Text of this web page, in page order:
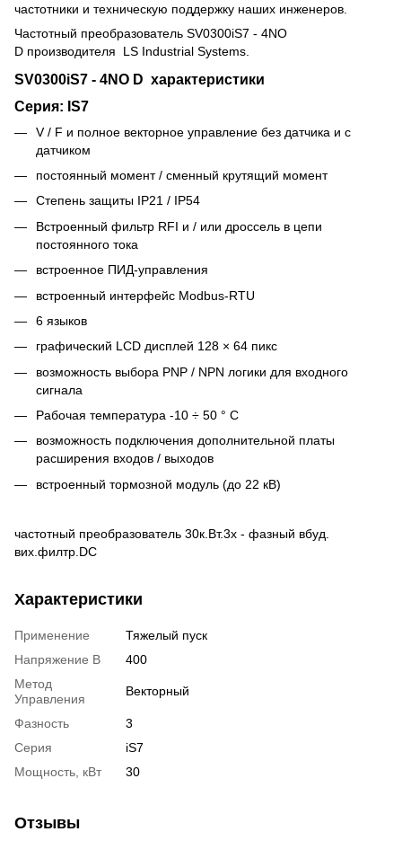
частотники и техническую поддержку наших инженеров.
Частотный преобразователь SV0300iS7 - 4NO
D производителя LS Industrial Systems.
SV0300iS7 - 4NO D характеристики
Серия: IS7
V / F и полное векторное управление без датчика и с
датчиком
постоянный момент / сменный крутящий момент
Степень защиты IP21 / IP54
Встроенный фильтр RFI и / или дроссель в цепи
постоянного тока
встроенное ПИД-управления
встроенный интерфейс Modbus-RTU
6 языков
графический LCD дисплей 128 × 64 пикс
возможность выбора PNP / NPN логики для входного
сигнала
Рабочая температура -10 ÷ 50 ° С
возможность подключения дополнительной платы
расширения входов / выходов
встроенный тормозной модуль (до 22 кВ)
частотный преобразователь 30к.Вт.3x - фазный вбуд.
вих.филтр.DC
Характеристики
Применение
Тяжелый пуск
Напряжение В
400
Метод
Управления
Векторный
Фазность
3
Серия
iS7
Мощность, кВт
30
Отзывы